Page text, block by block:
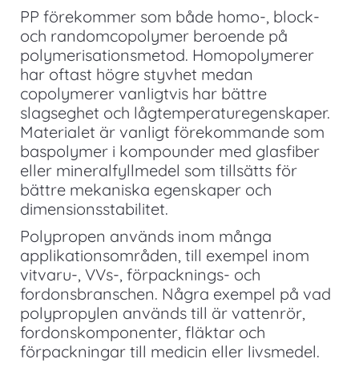
PP förekommer som både homo-, block-
och randomcopolymer beroende på
polymerisationsmetod. Homopolymerer
har oftast högre styvhet medan
copolymerer vanligtvis har bättre
slagseghet och lågtemperaturegenskaper.
Materialet är vanligt förekommande som
baspolymer i kompounder med glasfiber
eller mineralfyllmedel som tillsätts för
bättre mekaniska egenskaper och
dimensionsstabilitet.
Polypropen används inom många
applikationsområden, till exempel inom
vitvaru-, VVs-, förpacknings- och
fordonsbranschen. Några exempel på vad
polypropylen används till är vattenrör,
fordonskomponenter, fläktar och
förpackningar till medicin eller livsmedel.